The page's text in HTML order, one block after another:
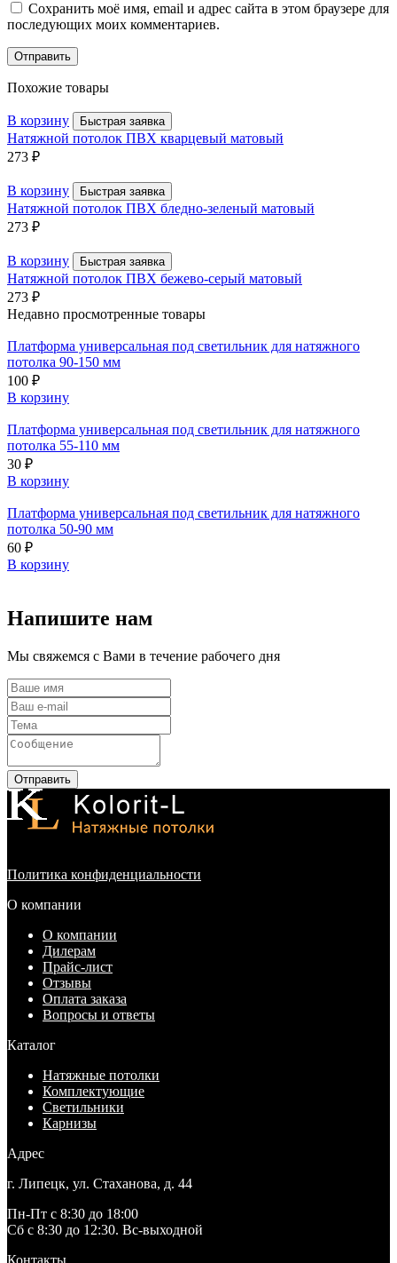
Сохранить моё имя, email и адрес сайта в этом браузере для
последующих моих комментариев.
Похожие товары
В корзину Быстрая заявка
Натяжной потолок ПВХ кварцевый матовый
273 ₽
В корзину Быстрая заявка
Натяжной потолок ПВХ бледно-зеленый матовый
273 ₽
В корзину Быстрая заявка
Натяжной потолок ПВХ бежево-серый матовый
273 ₽
Недавно просмотренные товары
Платформа универсальная под светильник для натяжного
потолка 90-150 мм
100 ₽
В корзину
Платформа универсальная под светильник для натяжного
потолка 55-110 мм
30 ₽
В корзину
Платформа универсальная под светильник для натяжного
потолка 50-90 мм
60 ₽
В корзину
Напишите нам
Мы свяжемся с Вами в течение рабочего дня
Отправить
Политика конфиденциальности
О компании
О компании
Дилерам
Прайс-лист
Отзывы
Оплата заказа
Вопросы и ответы
Каталог
Натяжные потолки
Комплектующие
Светильники
Карнизы
Адрес
г. Липецк, ул. Стаханова, д. 44
Пн-Пт с 8:30 до 18:00
Сб с 8:30 до 12:30. Вс-выходной
Контакты